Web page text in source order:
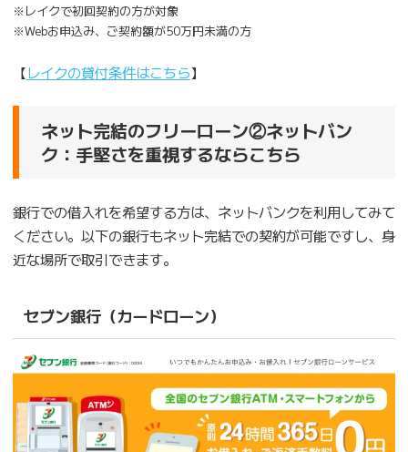
※レイクで初回契約の方が対象
※Webお申込み、ご契約額が50万円未満の方
【レイクの貸付条件はこちら】
ネット完結のフリーローン②ネットバン
ク：手堅さを重視するならこちら
銀行での借入れを希望する方は、ネットバンクを利用してみて
ください。以下の銀行もネット完結での契約が可能ですし、身
近な場所で取引できます。
セブン銀行（カードローン）